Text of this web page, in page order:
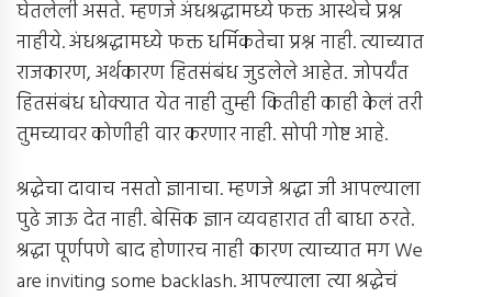
घेतलेली असते. म्हणजे अंधश्रद्धामध्ये फक्त आस्थेचे प्रश्न
नाहीये. अंधश्रद्धामध्ये फक्त धर्मिकतेचा प्रश्न नाही. त्याच्यात
राजकारण, अर्थकारण हितसंबंध जुडलेले आहेत. जोपर्यंत
हितसंबंध धोक्यात येत नाही तुम्ही कितीही काही केलं तरी
तुमच्यावर कोणीही वार करणार नाही. सोपी गोष्ट आहे.
श्रद्धेचा दावाच नसतो ज्ञानाचा. म्हणजे श्रद्धा जी आपल्याला
पुढे जाऊ देत नाही. बेसिक ज्ञान व्यवहारात ती बाधा ठरते.
श्रद्धा पूर्णपणे बाद होणारच नाही कारण त्याच्यात मग We
are inviting some backlash. आपल्याला त्या श्रद्धेचं